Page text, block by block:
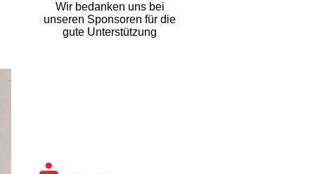
Wir bedanken uns bei
unseren Sponsoren für die
gute Unterstützung